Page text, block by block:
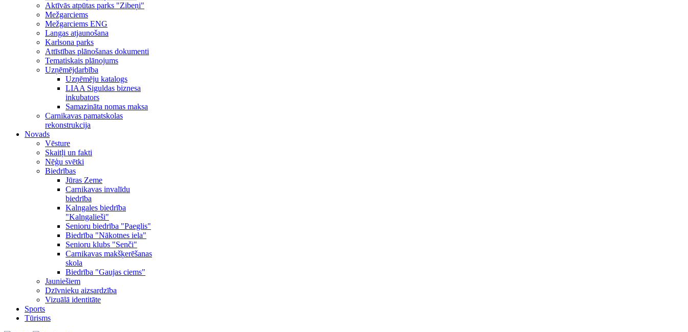
Aktīvās atpūtas parks "Zibeņi"
Mežgarciems
Mežgarciems ENG
Langas atjaunošana
Karlsona parks
Attīstības plānošanas dokumenti
Tematiskais plānojums
Uzņēmējdarbība
Uzņēmēju katalogs
LIAA Siguldas biznesa
inkubators
Samazināta nomas maksa
Carnikavas pamatskolas
rekonstrukcija
Novads
Vēsture
Skaitļi un fakti
Nēģu svētki
Biedrības
Jūras Zeme
Carnikavas invalīdu
biedrība
Kalngales biedrība
"Kalngalieši"
Senioru biedrība "Paeglis"
Biedrība "Nākotnes iela"
Senioru klubs "Senči"
Carnikavas makšķerēšanas
skola
Biedrība "Gaujas ciems"
Jauniešiem
Dzīvnieku aizsardzība
Vizuālā identitāte
Sports
Tūrisms